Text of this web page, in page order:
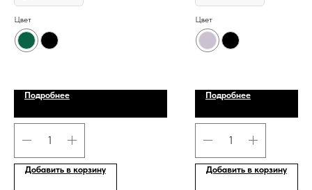
Цвет
Подробнее
Добавить в корзину
Цвет
Подробнее
Добавить в корзину